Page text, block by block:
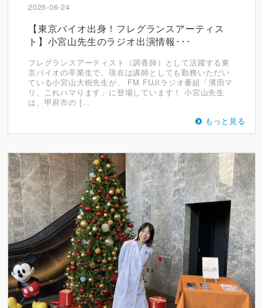
2026-06-24
【東京バイオ出身！フレグランスアーティス
ト】小宮山先生のラジオ出演情報･･･
フレグランスアーティスト（調香師）として活躍する東
京バイオの卒業生で、現在は講師としても勤務いただい
ている小宮山大樹先生が、 FM FUJIラジオ番組「濱田マ
リ、これハマります」に登場しています！ 小宮山先生
は、甲府市の […
もっと見る